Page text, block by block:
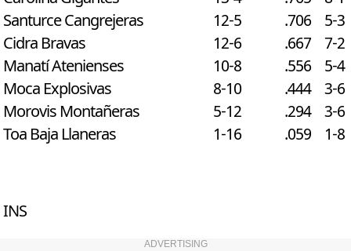
Santurce Cangrejeras
12-5 .706
5-3
Cidra Bravas
12-6 .667
7-2
Manatí Atenienses
10-8 .556
5-4
Moca Explosivas
8-10 .444 3-6
Morovis Montañeras
5-12 .294 3-6
Toa Baja Llaneras
1-16 .059 1-8
INS
ADVERTISING